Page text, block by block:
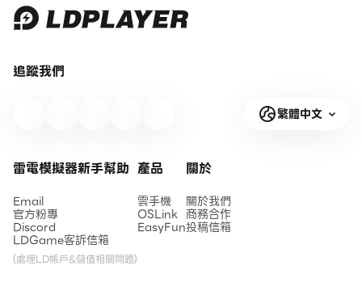
追蹤我們
繁體中文
雷電模擬器新手幫助
Email
官方粉專
Discord
LDGame客訴信箱
(處理LD帳戶&儲值相關問題)
產品
雲手機
OSLink
EasyFun
關於
關於我們
商務合作
投稿信箱